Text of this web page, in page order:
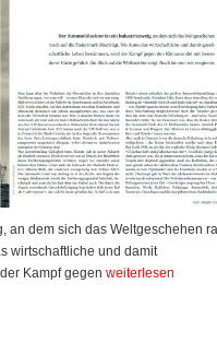
an dem sich das Weltgeschehen
wirtschaftliche und damit
Kampf gegen weiterlesen